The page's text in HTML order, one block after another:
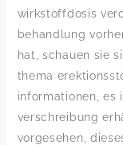
wirkstoffdosis
behandlung
hat, schauen sie
thema
informationen, es
verschreibung
vorgesehen,